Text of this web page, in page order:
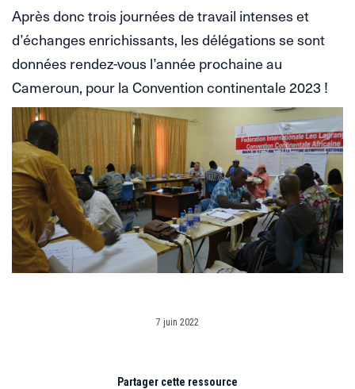
Après donc trois journées de travail intenses et
d’échanges enrichissants, les délégations se sont
données rendez-vous l’année prochaine au
Cameroun, pour la Convention continentale 2023 !
7 juin 2022
Partager cette ressource